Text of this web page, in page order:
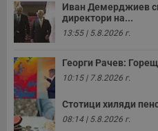
Иван Демерджиев
директори на...
13:55 | 5.8.2026 г.
Георги Рачев:
10:15 | 7.8.2026 г.
Стотици хиляди
08:14 | 5.8.2026 г.